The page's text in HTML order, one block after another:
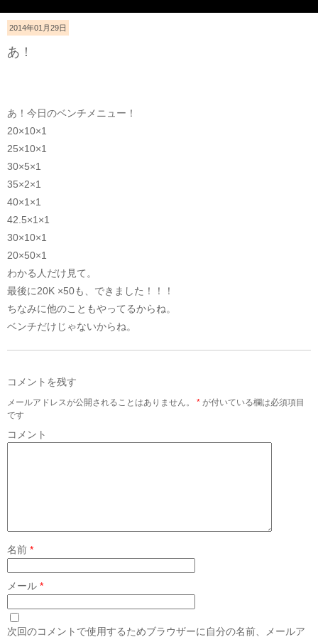
2014年01月29日
あ！
あ！今日のベンチメニュー！
20×10×1
25×10×1
30×5×1
35×2×1
40×1×1
42.5×1×1
30×10×1
20×50×1
わかる人だけ見て。
最後に20K ×50も、できました！！！
ちなみに他のこともやってるからね。
ベンチだけじゃないからね。
コメントを残す
メールアドレスが公開されることはありません。 * が付いている欄は必須項目
です
コメント
名前 *
メール *
次回のコメントで使用するためブラウザーに自分の名前、メールア